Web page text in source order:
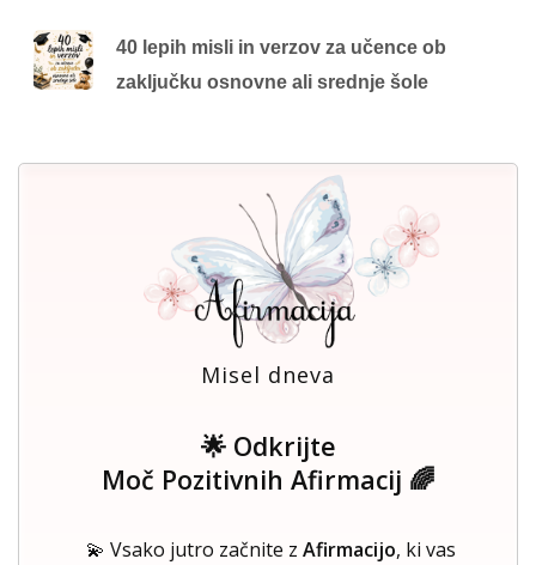
40 lepih misli in verzov za učence ob
zaključku osnovne ali srednje šole
Misel dneva
🌟 Odkrijte
Moč Pozitivnih Afirmacij 🌈
💫 Vsako jutro začnite z Afirmacijo, ki vas